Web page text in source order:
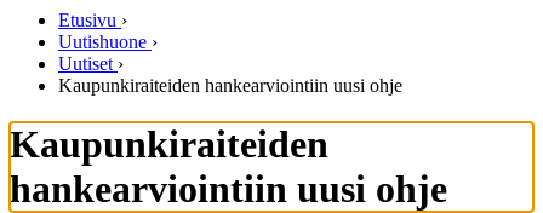
Etusivu ›
Uutishuone ›
Uutiset ›
Kaupunkiraiteiden hankearviointiin uusi ohje
Kaupunkiraiteiden
hankearviointiin uusi ohje